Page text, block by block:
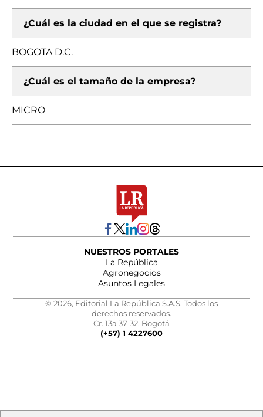
¿Cuál es la ciudad en el que se registra?
BOGOTA D.C.
¿Cuál es el tamaño de la empresa?
MICRO
NUESTROS PORTALES
La República
Agronegocios
Asuntos Legales
© 2026, Editorial La República S.A.S. Todos los
derechos reservados.
Cr. 13a 37-32, Bogotá
(+57) 1 4227600